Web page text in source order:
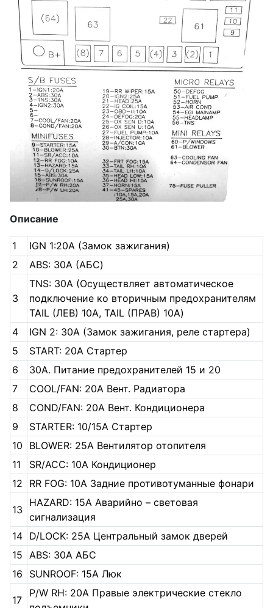
Описание
1
IGN 1:20A (Замок зажигания)
2
ABS: 30A (АБС)
3
TNS: 30A (Осуществляет автоматическое
подключение ко вторичным предохранителям
TAIL (ЛЕВ) 10А, TAIL (ПРАВ) 10А)
4
IGN 2: 30A (Замок зажигания, реле стартера)
5
START: 20А Стартер
6
30А. Питание предохранителей 15 и 20
7
COOL/FAN: 20A Вент. Радиатора
8
COND/FAN: 20A Вент. Кондиционера
9
STARTER: 10/15A Стартер
10
BLOWER: 25A Вентилятор отопителя
11
SR/ACC: 10A Кондиционер
12
RR FOG: 10A Задние противотуманные фонари
13
HAZARD: 15A Аварийно – световая
сигнализация
14 D/LOCK: 25A Центральный замок дверей
15
ABS: 30A АБС
16
SUNROOF: 15A Люк
17
P/W RH: 20A Правые электрические стекло